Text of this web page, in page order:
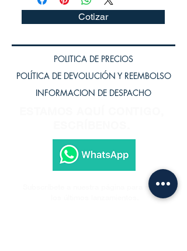
Cotizar
POLITICA DE PRECIOS
POLÍTICA DE DEVOLUCIÓN Y REEMBOLSO
INFORMACION DE DESPACHO
Subscríbete a nuestra página para recibir